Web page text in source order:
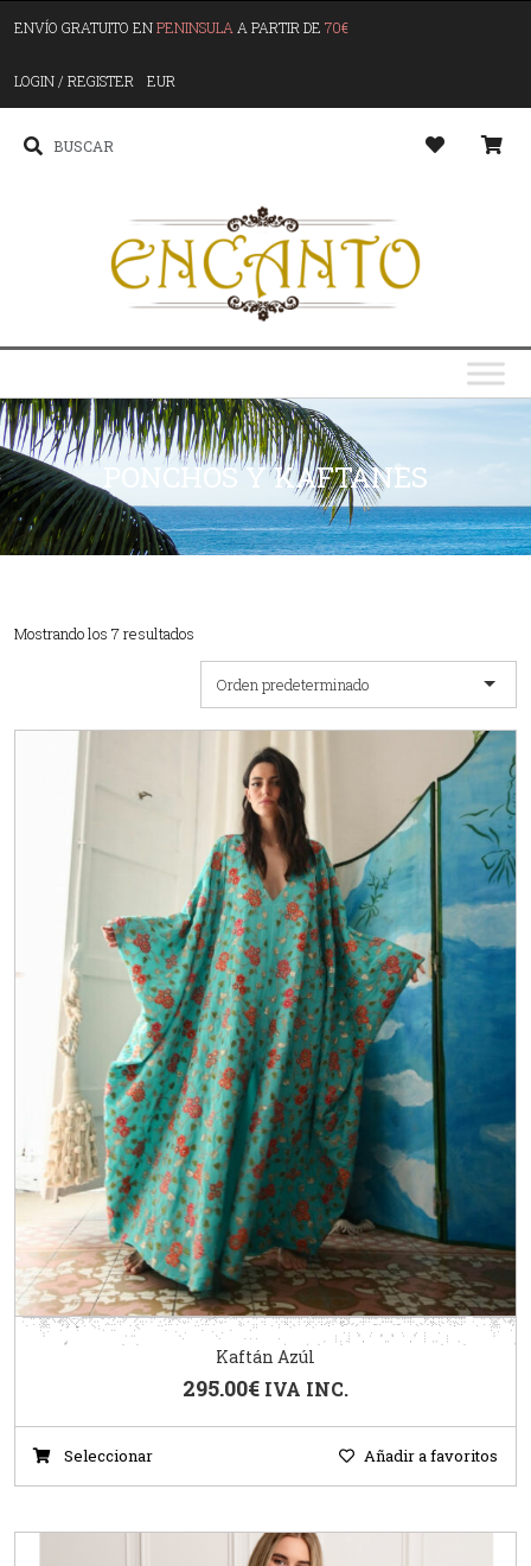
ENVÍO GRATUITO ENPENINSULA A PARTIR DE 70€
LOGIN / REGISTER EUR
PONCHOS Y KAFTANES
Mostrando los 7 resultados
Orden predeterminado
Kaftán Azúl
295.00€ IVA INC.
Seleccionar Añadir a favoritos